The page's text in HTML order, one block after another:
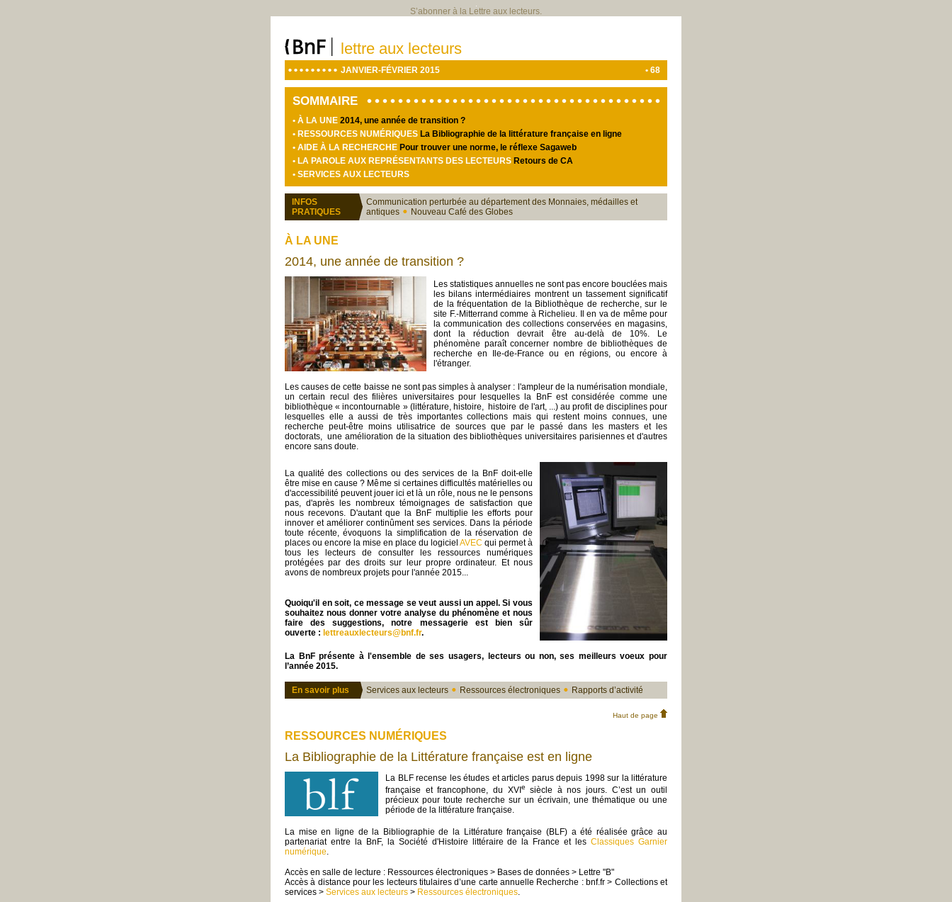
S’abonner à la Lettre aux lecteurs.
lettre aux lecteurs
JANVIER-FÉVRIER 2015 • 68
SOMMAIRE
• À LA UNE 2014, une année de transition ?
• RESSOURCES NUMÉRIQUES La Bibliographie de la littérature française en ligne
• AIDE À LA RECHERCHE Pour trouver une norme, le réflexe Sagaweb
• LA PAROLE AUX REPRÉSENTANTS DES LECTEURS Retours de CA
• SERVICES AUX LECTEURS
INFOS
PRATIQUES
Communication perturbée au département des Monnaies, médailles et
antiques
Nouveau Café des Globes
À LA UNE
2014, une année de transition ?
Les statistiques annuelles ne sont pas encore bouclées mais
les bilans intermédiaires montrent un tassement significatif
de la fréquentation de la Bibliothèque de recherche, sur le
site F.-Mitterrand comme à Richelieu. Il en va de même pour
la communication des collections conservées en magasins,
dont la réduction devrait être au-delà de 10%. Le
phénomène paraît concerner nombre de bibliothèques de
recherche en Ile-de-France ou en régions, ou encore à
l'étranger.
Les causes de cette baisse ne sont pas simples à analyser : l'ampleur de la numérisation mondiale,
un certain recul des filières universitaires pour lesquelles la BnF est considérée comme une
bibliothèque « incontournable » (littérature, histoire, histoire de l'art, ...) au profit de disciplines pour
lesquelles elle a aussi de très importantes collections mais qui restent moins connues, une
recherche peut-être moins utilisatrice de sources que par le passé dans les masters et les
doctorats, une amélioration de la situation des bibliothèques universitaires parisiennes et d'autres
encore sans doute.
La qualité des collections ou des services de la BnF doit-elle
être mise en cause ? Même si certaines difficultés matérielles ou
d'accessibilité peuvent jouer ici et là un rôle, nous ne le pensons
pas, d'après les nombreux témoignages de satisfaction que
nous recevons. D'autant que la BnF multiplie les efforts pour
innover et améliorer continûment ses services. Dans la période
toute récente, évoquons la simplification de la réservation de
places ou encore la mise en place du logiciel AVEC qui permet à
tous les lecteurs de consulter les ressources numériques
protégées par des droits sur leur propre ordinateur. Et nous
avons de nombreux projets pour l'année 2015...
Quoiqu'il en soit, ce message se veut aussi un appel. Si vous
souhaitez nous donner votre analyse du phénomène et nous
faire des suggestions, notre messagerie est bien sûr
ouverte : lettreauxlecteurs@bnf.fr.
La BnF présente à l'ensemble de ses usagers, lecteurs ou non, ses meilleurs voeux pour
l’année 2015.
En savoir plus Services aux lecteurs Ressources électroniques Rapports d’activité
Haut de page
RESSOURCES NUMÉRIQUES
La Bibliographie de la Littérature française est en ligne
La BLF recense les études et articles parus depuis 1998 sur la littérature
française et francophone, du XVI e
siècle à nos jours. C’est un outil
précieux pour toute recherche sur un écrivain, une thématique ou une
période de la littérature française.
La mise en ligne de la Bibliographie de la Littérature française (BLF) a été réalisée grâce au
partenariat entre la BnF, la Société d'Histoire littéraire de la France et lesClassiques Garnier
numérique.
Accès en salle de lecture : Ressources électroniques > Bases de données > Lettre "B"
Accès à distance pour les lecteurs titulaires d’une carte annuelle Recherche : bnf.fr > Collections et
services > Services aux lecteurs > Ressources électroniques.